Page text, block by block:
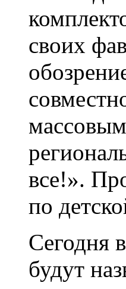
своих
все!».
по
Сегодня
будут